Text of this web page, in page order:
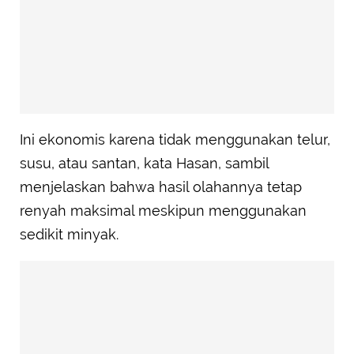
Ini ekonomis karena tidak menggunakan telur,
susu, atau santan, kata Hasan, sambil
menjelaskan bahwa hasil olahannya tetap
renyah maksimal meskipun menggunakan
sedikit minyak.